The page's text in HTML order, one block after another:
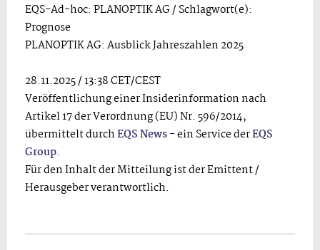
EQS-Ad-hoc: PLANOPTIK AG / Schlagwort(e):
Prognose
PLANOPTIK AG: Ausblick Jahreszahlen 2025
28.11.2025 / 13:38 CET/CEST
Veröffentlichung einer Insiderinformation nach
Artikel 17 der Verordnung (EU) Nr. 596/2014,
übermittelt durchEQS News- ein Service derEQS
Group.
Für den Inhalt der Mitteilung ist der Emittent /
Herausgeber verantwortlich.